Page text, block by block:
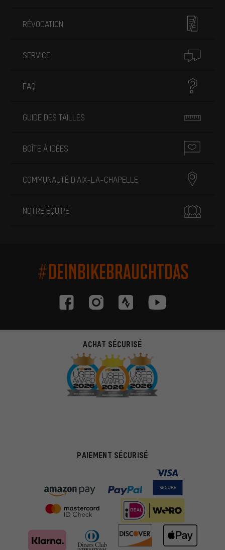
RÉVOCATION
SERVICE
FAQ
GUIDE DES TAILLES
BOÎTE À IDÉES
COMMUNAUTÉ D'AIX-LA-CHAPELLE
NOTRE ÉQUIPE
#DEINBIKEBRAUCHTDAS
ACHAT SÉCURISÉ
PAIEMENT SÉCURISÉ
Des offres plus adaptées
Au lieu de pubs au hasard, nous afficherons des offres plus
pertinentes. Les cookies de marketing nous aident à identifier tes
intérêts et à te présenter des offres et des conseils sur mesure.
Plus de performance